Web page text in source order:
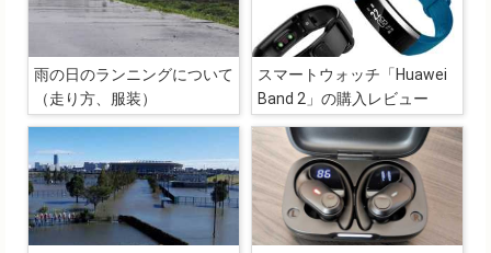
雨の日のランニングについて
（走り方、服装）
スマートウォッチ「Huawei
Band 2」の購入レビュー